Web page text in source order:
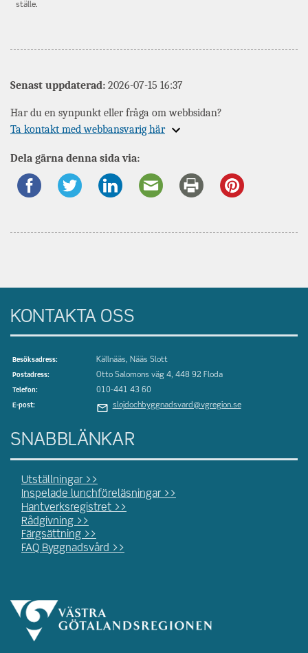
ställe.
Senast uppdaterad: 2026-07-15 16:37
Har du en synpunkt eller fråga om webbsidan?
Expandera
om
Ta kontakt med webbansvarig här
Dela gärna denna sida via:
KONTAKTA OSS
Besöksadress: Källnääs, Nääs Slott
Postadress: Otto Salomons väg 4, 448 92 Floda
Telefon: 010-441 43 60
E-post: slojdochbyggnadsvard@vgregion.se
SNABBLÄNKAR
Utställningar >>
Inspelade lunchföreläsningar >>
Hantverksregistret >>
Rådgivning >>
Färgsättning >>
FAQ Byggnadsvård >>